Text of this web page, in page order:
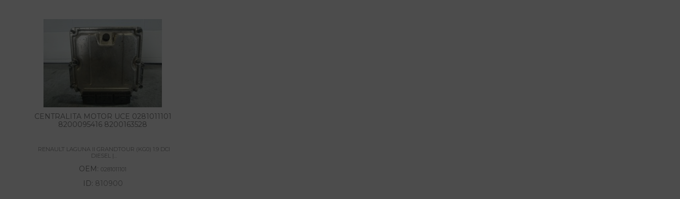
CENTRALITA MOTOR UCE 0281011101
8200095416 8200163528
RENAULT LAGUNA II GRANDTOUR (KG0) 1.9 DCI
DIESEL |...
OEM:0281011101
ID: 810900